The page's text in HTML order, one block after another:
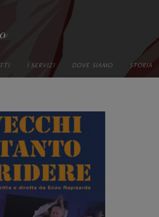
I SERVIZI DOVE SIAMO STORIA